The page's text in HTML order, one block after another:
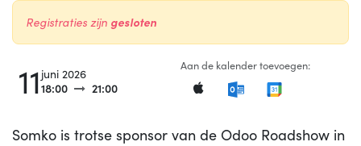
Registraties zijn gesloten
11juni 2026
18:00 21:00
Aan de kalender toevoegen:
Somko is trotse sponsor van de Odoo Roadshow in